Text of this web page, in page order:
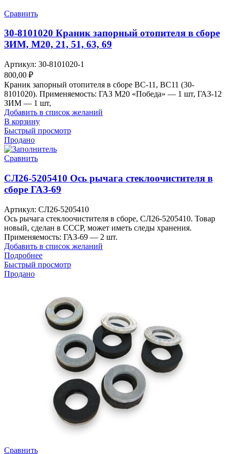
Сравнить
30-8101020 Краник запорный отопителя в сборе
ЗИМ, М20, 21, 51, 63, 69
Артикул: 30-8101020-1
800,00 ₽
Краник запорный отопителя в сборе ВС-11, ВС11 (30-
8101020). Применяемость: ГАЗ М20 «Победа» — 1 шт, ГАЗ-12
ЗИМ — 1 шт,
Добавить в список желаний
В корзину
Быстрый просмотр
Продано
Сравнить
СЛ26-5205410 Ось рычага стеклоочистителя в
сборе ГАЗ-69
Артикул: СЛ26-5205410
Ось рычага стеклоочистителя в сборе, СЛ26-5205410. Товар
новый, сделан в СССР, может иметь следы хранения.
Применяемость: ГАЗ-69 — 2 шт.
Добавить в список желаний
Подробнее
Быстрый просмотр
Продано
Сравнить